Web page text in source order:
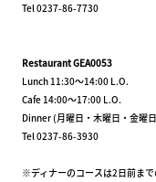
Tel 0237-86-7730
Restaurant GEA0053
Lunch 11:30～14:00 L.O.
Cafe 14:00～17:00 L.O.
Dinner (月曜日・木曜日・金曜
Tel 0237-86-3930
※ディナーのコースは2日前まで